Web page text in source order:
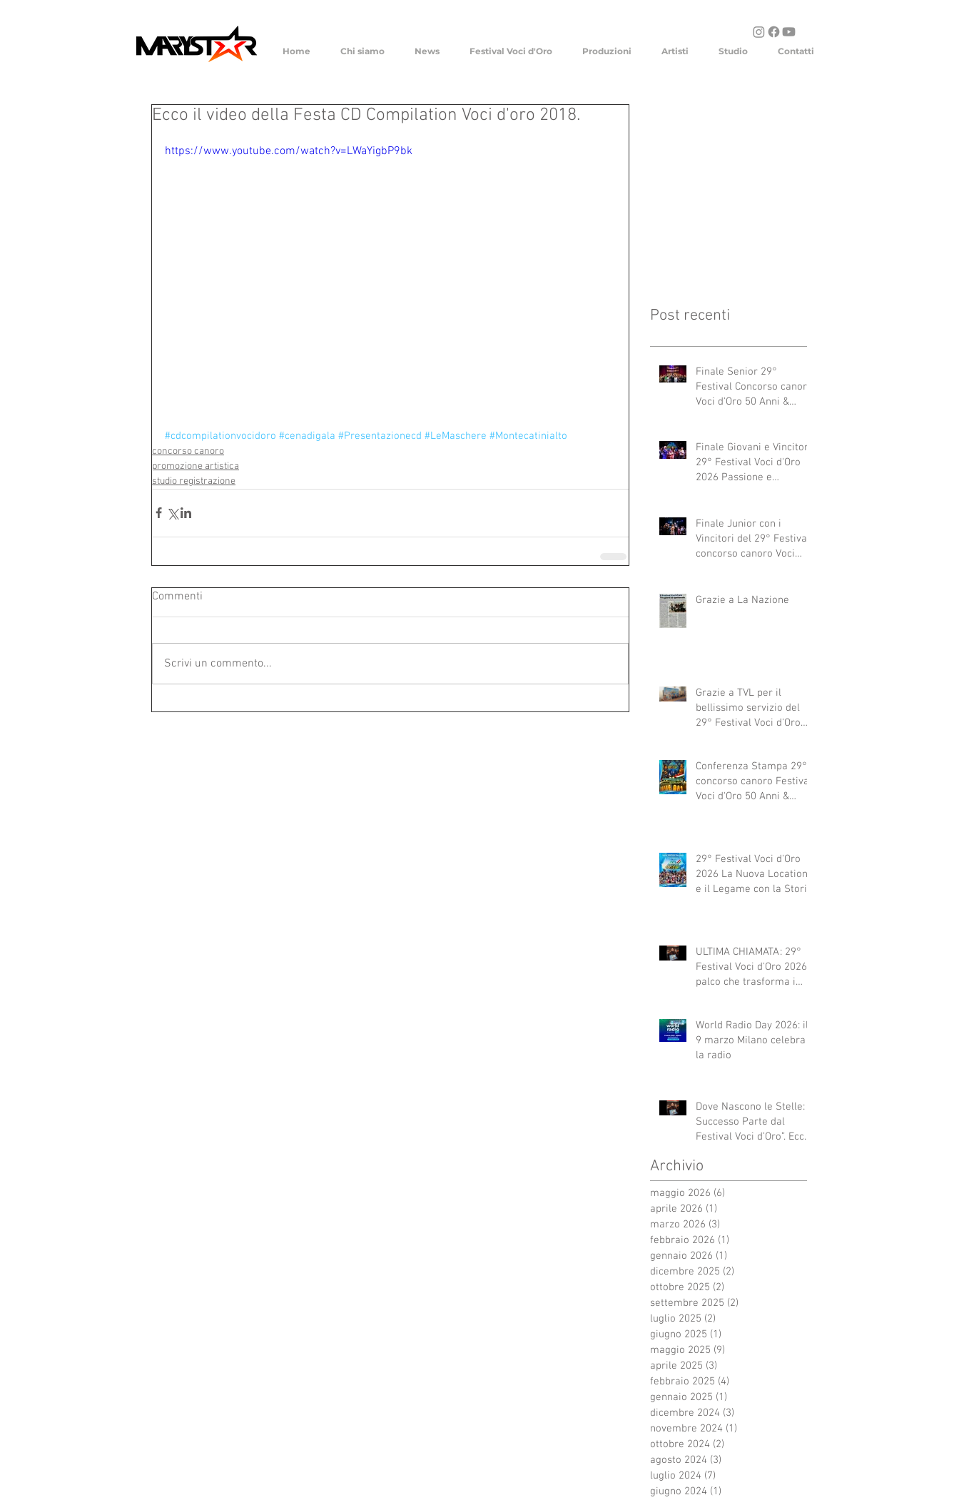
Home Chi siamo News Festival Voci d'Oro Produzioni Artisti Studio Contatti
Ecco il video della Festa CD Compilation Voci d'oro 2018.
https://www.youtube.com/watch?v=LWaYigbP9bk
#cdcompilationvocidoro #cenadigala #Presentazionecd #LeMaschere #Montecatinialto
concorso canoro
promozione artistica
studio registrazione
Commenti
Scrivi un commento...
Post recenti
Finale Senior 29°
Festival Concorso canoro
Voci d'Oro 50 Anni &
abbracciano"
Finale Giovani e Vincitori
29° Festival Voci d'Oro
2026 Passione e
Finale Junior con i
Vincitori del 29° Festival
concorso canoro Voci
Grazie a La Nazione
Grazie a TVL per il
bellissimo servizio del
29° Festival Voci d'Oro
Conferenza Stampa 29°
concorso canoro Festival
Voci d'Oro 50 Anni &
29° Festival Voci d'Oro
2026 La Nuova Location
e il Legame con la Storia
ULTIMA CHIAMATA: 29°
Festival Voci d'Oro 2026 Il
palco che trasforma i
World Radio Day 2026: il
9 marzo Milano celebra
la radio
Dove Nascono le Stelle: Il
Successo Parte dal
Festival Voci d’Oro”. Ecco
Archivio
maggio 2026 (6)
aprile 2026 (1)
marzo 2026 (3)
febbraio 2026 (1)
gennaio 2026 (1)
dicembre 2025 (2)
ottobre 2025 (2)
settembre 2025 (2)
luglio 2025 (2)
giugno 2025 (1)
maggio 2025 (9)
aprile 2025 (3)
febbraio 2025 (4)
gennaio 2025 (1)
dicembre 2024 (3)
novembre 2024 (1)
ottobre 2024 (2)
agosto 2024 (3)
luglio 2024 (7)
giugno 2024 (1)